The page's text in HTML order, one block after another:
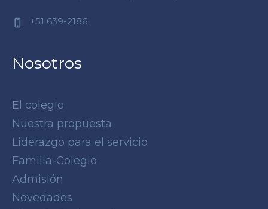
+51 639-2186
Nosotros
El colegio
Nuestra propuesta
Liderazgo para el servicio
Familia-Colegio
Admisión
Novedades